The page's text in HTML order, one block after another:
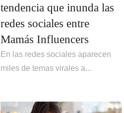
tendencia que inunda las
redes sociales entre
Mamás Influencers
En las redes sociales aparecen
miles de temas virales a...